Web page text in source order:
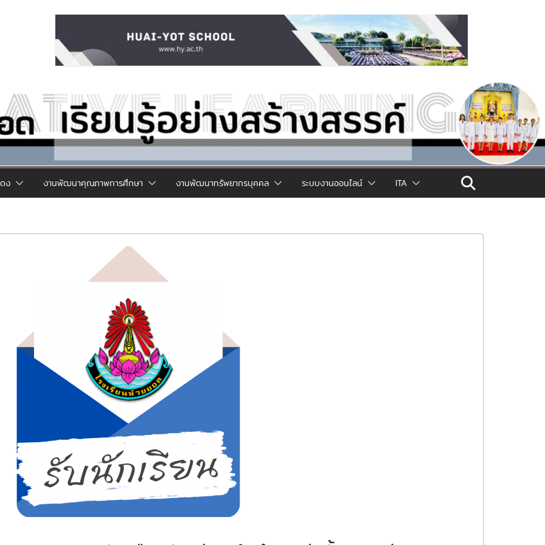
ง งานพัฒนาคุณภาพการศึกษา งานพัฒนาทรัพยากรบุคคล ระบบงานออนไลน์ ITA